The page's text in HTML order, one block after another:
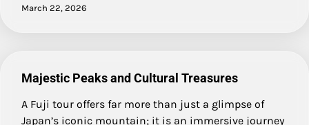
March 22, 2026
Majestic Peaks and Cultural Treasures
A Fuji tour offers far more than just a glimpse of
Japan’s iconic mountain; it is an immersive journey